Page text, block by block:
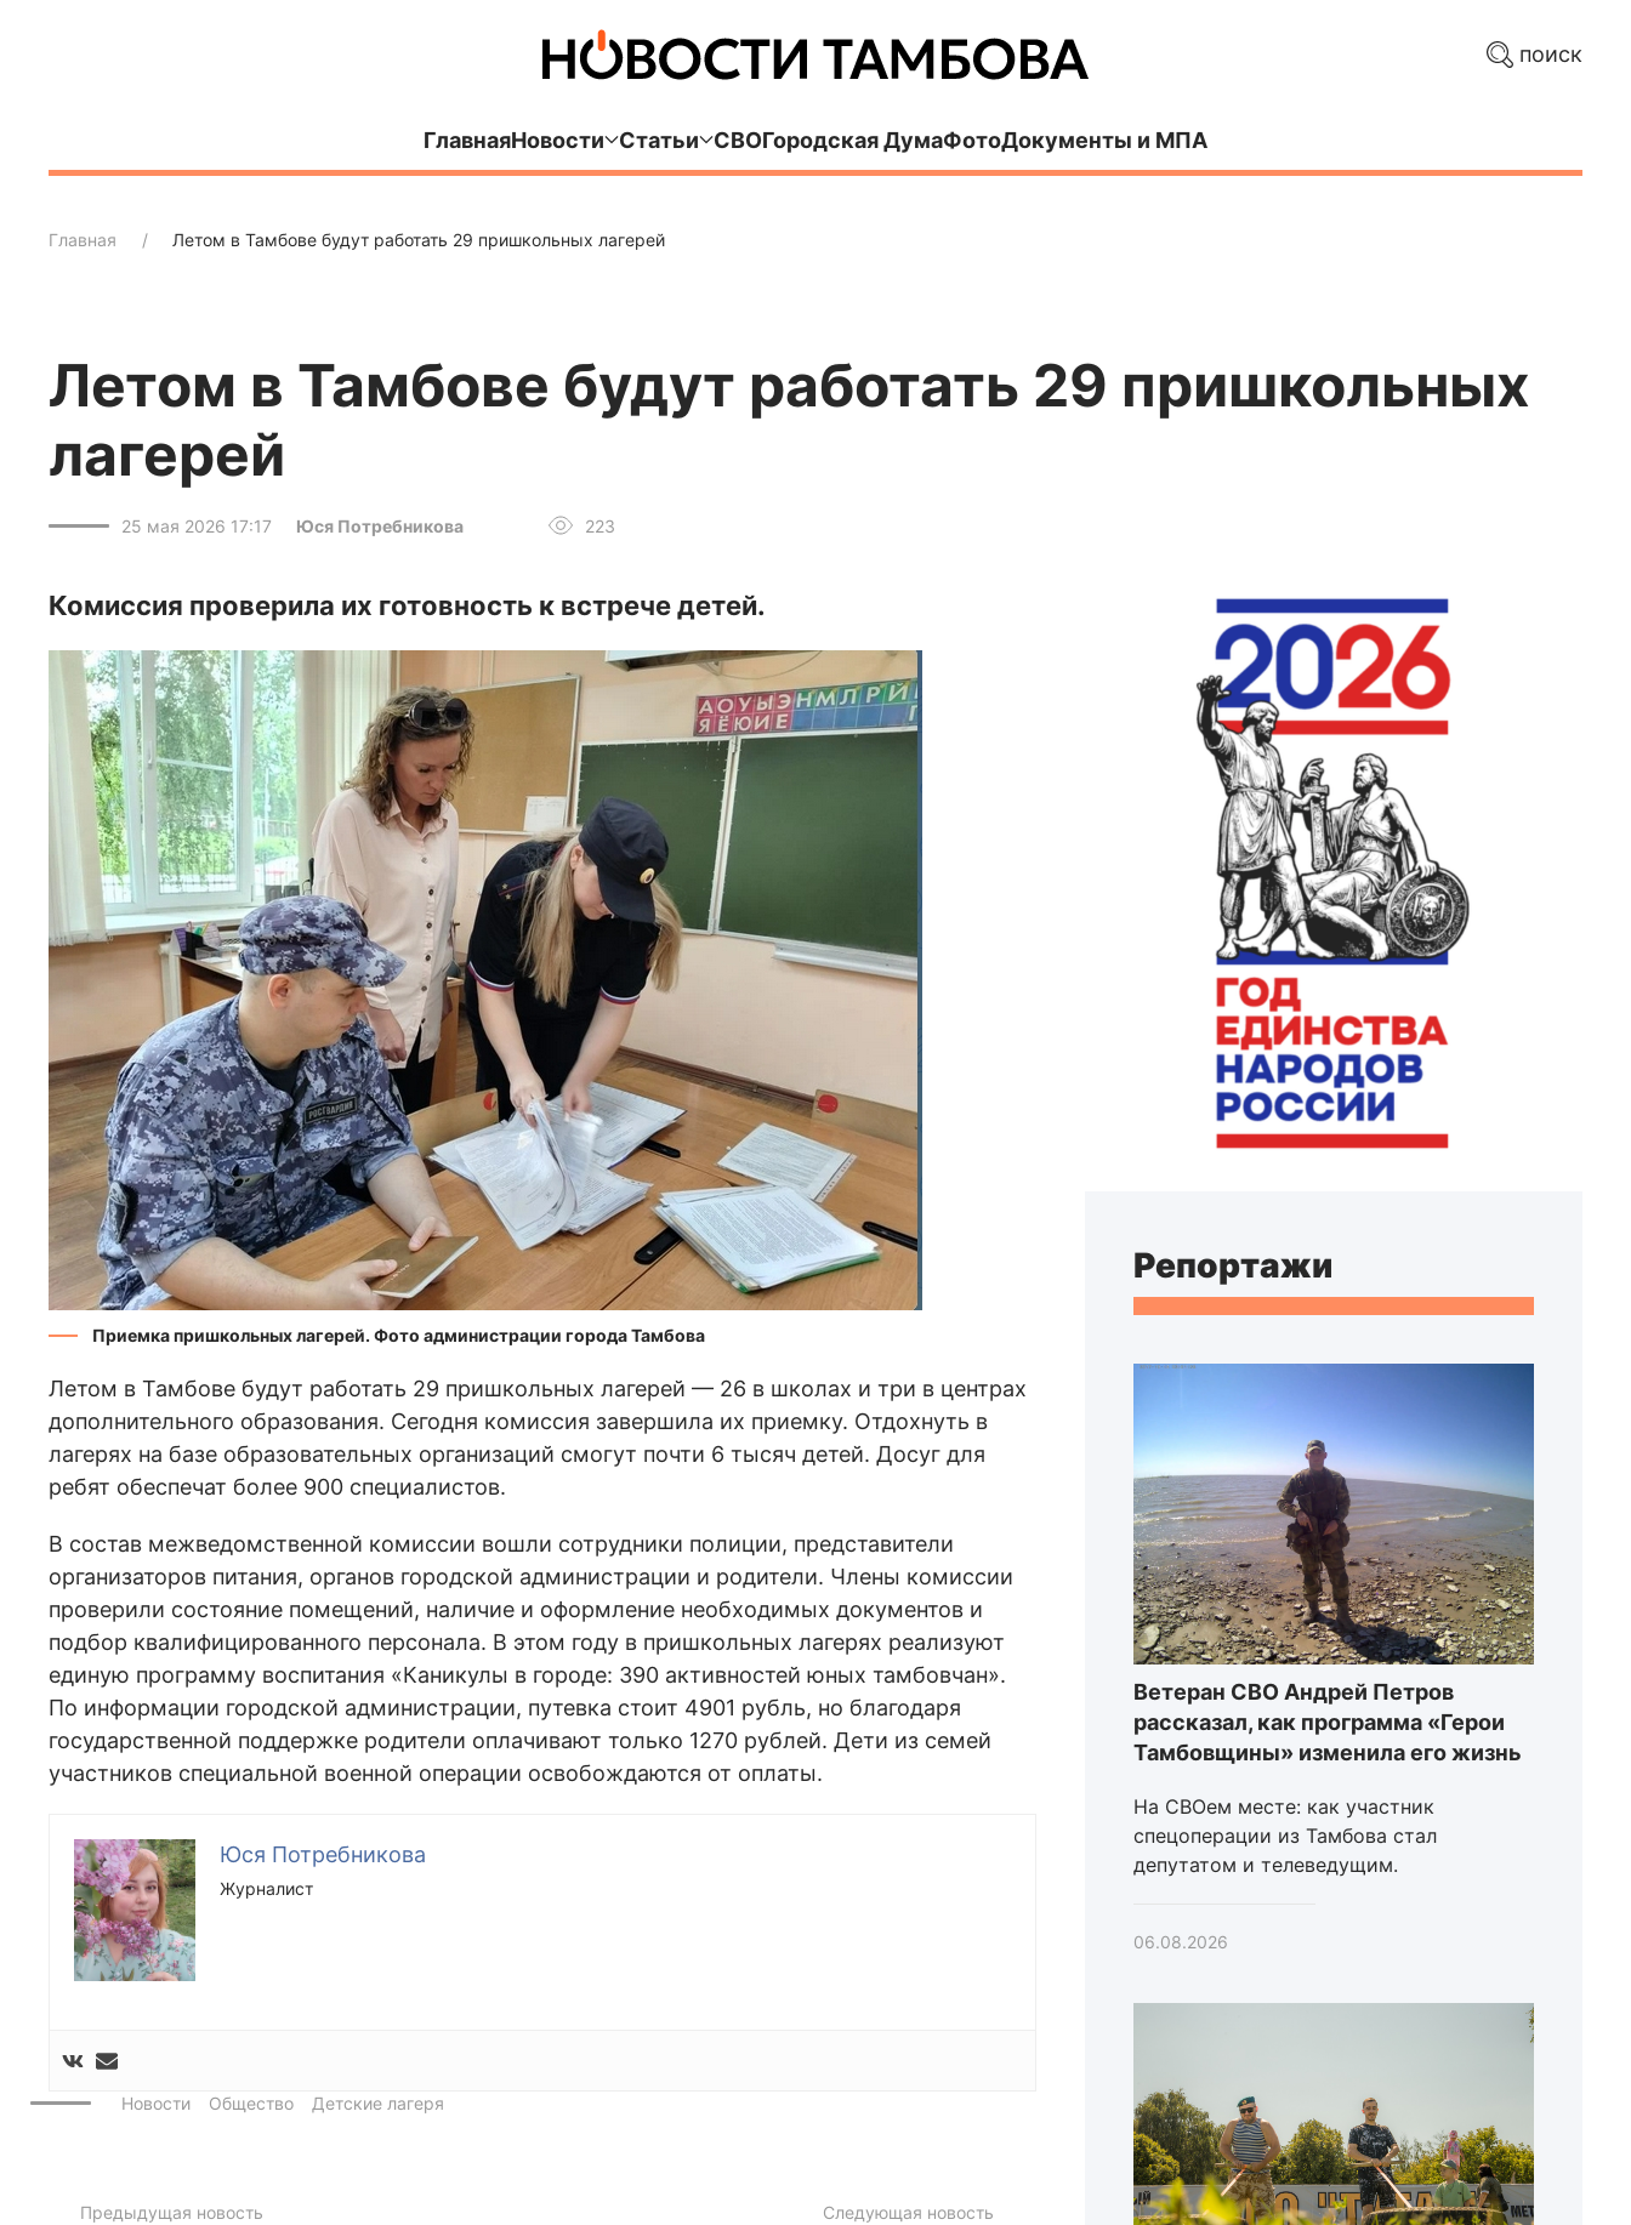
поиск
ГлавнаяНовости Статьи СВОГородская ДумаФотоДокументы и МПА
Главная Летом в Тамбове будут работать 29 пришкольных лагерей
Летом в Тамбове будут работать 29 пришкольных
лагерей
25 мая 2026 17:17 Юся Потребникова 223
Комиссия проверила их готовность к встрече детей.
Приемка пришкольных лагерей. Фото администрации города Тамбова
Летом в Тамбове будут работать 29 пришкольных лагерей — 26 в школах и три в центрах
дополнительного образования. Сегодня комиссия завершила их приемку. Отдохнуть в
лагерях на базе образовательных организаций смогут почти 6 тысяч детей. Досуг для
ребят обеспечат более 900 специалистов.
В состав межведомственной комиссии вошли сотрудники полиции, представители
организаторов питания, органов городской администрации и родители. Члены комиссии
проверили состояние помещений, наличие и оформление необходимых документов и
подбор квалифицированного персонала. В этом году в пришкольных лагерях реализуют
единую программу воспитания «Каникулы в городе: 390 активностей юных тамбовчан».
По информации городской администрации, путевка стоит 4901 рубль, но благодаря
государственной поддержке родители оплачивают только 1270 рублей. Дети из семей
участников специальной военной операции освобождаются от оплаты.
Юся Потребникова
Журналист
Новости Общество Детские лагеря
Предыдущая новость Следующая новость
Репортажи
Ветеран СВО Андрей Петров
рассказал, как программа «Герои
Тамбовщины» изменила его жизнь
На СВОем месте: как участник
спецоперации из Тамбова стал
депутатом и телеведущим.
06.08.2026